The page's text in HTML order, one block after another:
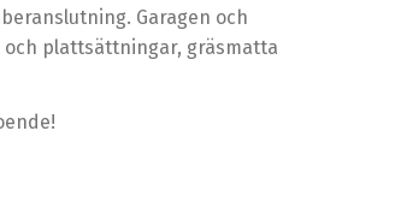
Garagen och
plattsättningar, gräsmatta